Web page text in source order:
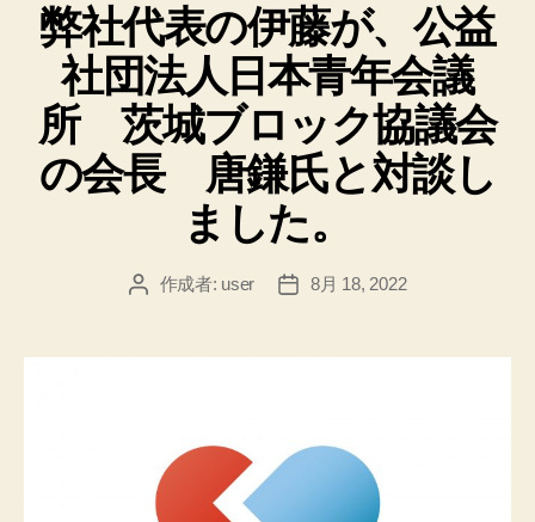
ゴ
リ
ー
弊社代表の伊藤が、公益
社団法人日本青年会議
所 茨城ブロック協議会
の会長 唐鎌氏と対談し
ました。
投 作成者: user
投
8月 18, 2022